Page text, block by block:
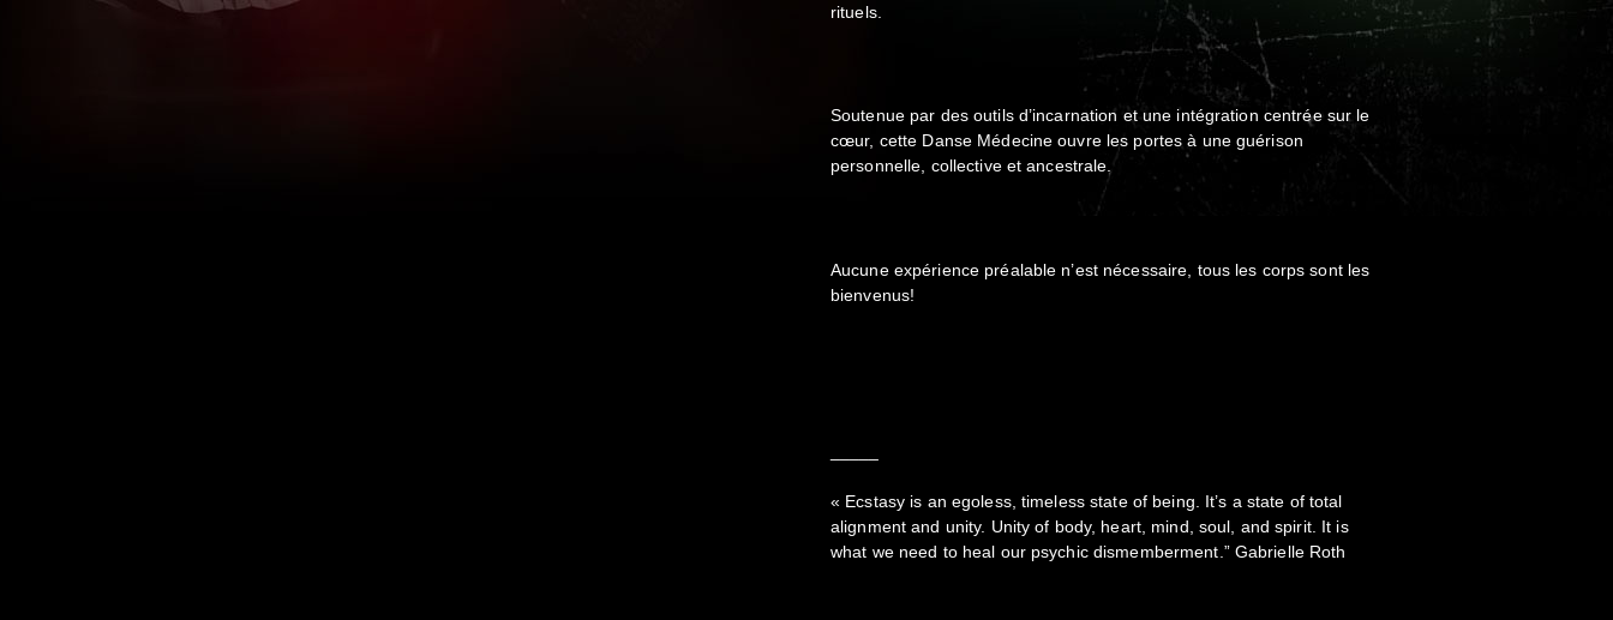
rituels.
Soutenue par des outils d’incarnation et une intégration centrée sur le
cœur, cette Danse Médecine ouvre les portes à une guérison
personnelle, collective et ancestrale.
Aucune expérience préalable n’est nécessaire, tous les corps sont les
bienvenus!
« Ecstasy is an egoless, timeless state of being. It’s a state of total
alignment and unity. Unity of body, heart, mind, soul, and spirit. It is
what we need to heal our psychic dismemberment.” Gabrielle Roth